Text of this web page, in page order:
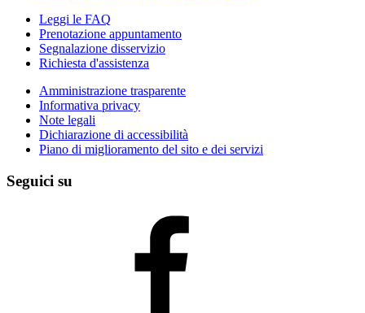
Leggi le FAQ
Prenotazione appuntamento
Segnalazione disservizio
Richiesta d'assistenza
Amministrazione trasparente
Informativa privacy
Note legali
Dichiarazione di accessibilità
Piano di miglioramento del sito e dei servizi
Seguici su